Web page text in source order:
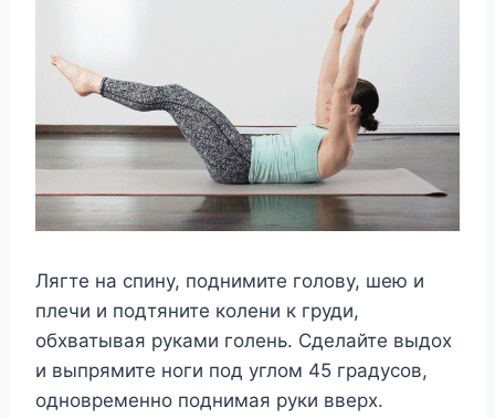
Лягте на спину, поднимите голову, шею и
плечи и подтяните колени к груди,
обхватывая руками голень. Сделайте выдох
и выпрямите ноги под углом 45 градусов,
одновременно поднимая руки вверх.